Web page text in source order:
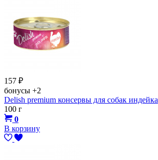
157 ₽
бонусы +2
Delish premium консервы для собак индейка
100 г
0
В корзину